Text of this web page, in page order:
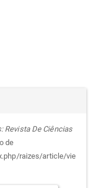
Revista De Ciências
de
raizes/article/vie